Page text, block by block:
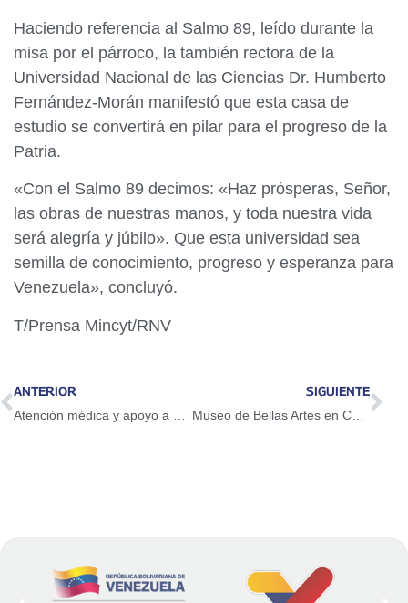
Haciendo referencia al Salmo 89, leído durante la
misa por el párroco, la también rectora de la
Universidad Nacional de las Ciencias Dr. Humberto
Fernández-Morán manifestó que esta casa de
estudio se convertirá en pilar para el progreso de la
Patria.
«Con el Salmo 89 decimos: «Haz prósperas, Señor,
las obras de nuestras manos, y toda nuestra vida
será alegría y júbilo». Que esta universidad sea
semilla de conocimiento, progreso y esperanza para
Venezuela», concluyó.
T/Prensa Mincyt/RNV
ANTERIOR
Atención médica y apoyo a comunidades afectadas por inundaciones en Apure
SIGUIENTE
Museo de Bellas Artes en Caracas será el epicentro del “I Encuentro de Arte Emergente”